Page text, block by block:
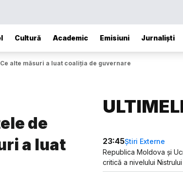
Cultură Academic Emisiuni Jurnaliști
alte măsuri a luat coaliția de guvernare
de
a luat
23:45Știri Externe
Republica Moldova și
critică a nivelului